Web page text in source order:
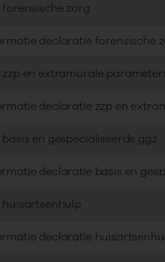
zorg
declaratie forensische
en extramurale
declaratie zzp en
en gespecialiseerde ggz
declaratie basis en
declaratie